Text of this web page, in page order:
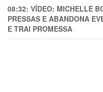
08:32: VÍDEO: MICHELLE
PRESSAS E ABANDONA
E TRAl PROMESSA